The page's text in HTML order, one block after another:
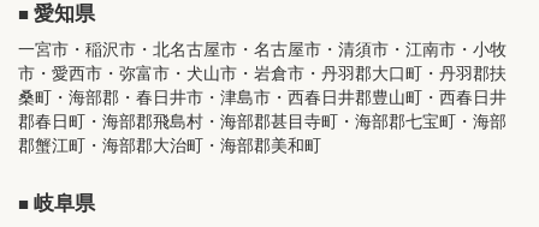
愛知県
一宮市・稲沢市・北名古屋市・名古屋市・清須市・江南市・小牧
市・愛西市・弥富市・犬山市・岩倉市・丹羽郡大口町・丹羽郡扶
桑町・海部郡・春日井市・津島市・西春日井郡豊山町・西春日井
郡春日町・海部郡飛島村・海部郡甚目寺町・海部郡七宝町・海部
郡蟹江町・海部郡大治町・海部郡美和町
岐阜県